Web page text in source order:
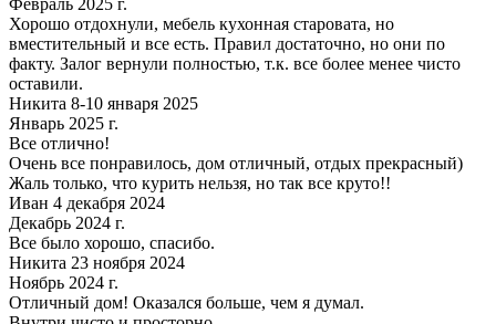
Февраль 2025 г.
Хорошо отдохнули, мебель кухонная старовата, но
вместительный и все есть. Правил достаточно, но они по
факту. Залог вернули полностью, т.к. все более менее чисто
оставили.
Никита 8-10 января 2025
Январь 2025 г.
Все отлично!
Очень все понравилось, дом отличный, отдых прекрасный)
Жаль только, что курить нельзя, но так все круто!!
Иван 4 декабря 2024
Декабрь 2024 г.
Все было хорошо, спасибо.
Никита 23 ноября 2024
Ноябрь 2024 г.
Отличный дом! Оказался больше, чем я думал.